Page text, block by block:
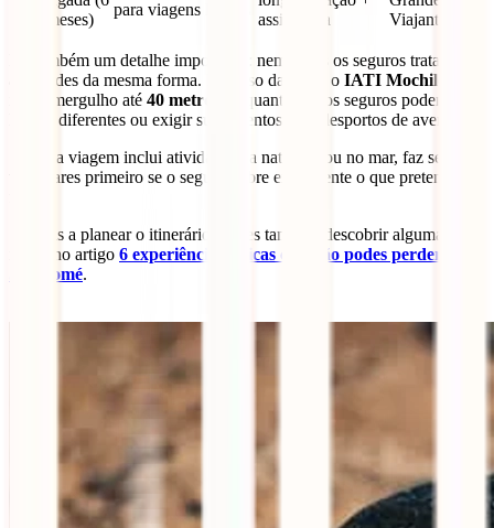
a 12 meses)
para viagens longas
assistência
Viajantes
Há também um detalhe importante: nem todos os seguros tratam as
atividades da mesma forma. No caso da IATI, o IATI Mochileiro
inclui mergulho até 40 metros
, enquanto outros seguros podem ter
limites diferentes ou exigir suplementos para desportos de aventura.
Se a tua viagem inclui atividades na natureza ou no mar, faz sentido
verificares primeiro se o seguro cobre exatamente o que pretendes
Se estás a planear o itinerário, podes também descobrir algumas
ideias no artigo 6 experiências únicas que não podes perder em
São Tomé.